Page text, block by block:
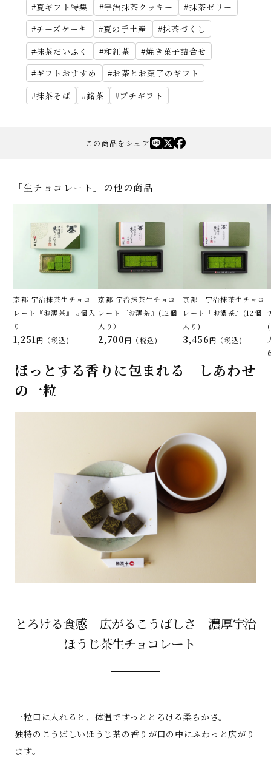
夏ギフト特集
宇治抹茶クッキー
抹茶ゼリー
チーズケーキ
夏の手土産
抹茶づくし
抹茶だいふく
和紅茶
焼き菓子詰合せ
ギフトおすすめ
お茶とお菓子のギフト
抹茶そば
銘茶 プチギフト
この商品をシェア
「生チョコレート」の他の商品
京都 宇治抹茶生チョコ
レート『お薄茶』 5個入
り
1,251 税込
京都 宇治抹茶生チョコ
レート『お薄茶』(12個
入り）
2,700 税込
京都 宇治抹茶生チョコ
レート『お濃茶』(12個
入り)
3,456 税込
ほっとする香りに包まれる しあわせ
の一粒
とろける食感 広がるこうばしさ 濃厚宇治
ほうじ茶生チョコレート
一粒口に入れると、体温ですっととろける柔らかさ。
独特のこうばしいほうじ茶の香りが口の中にふわっと広がり
ます。